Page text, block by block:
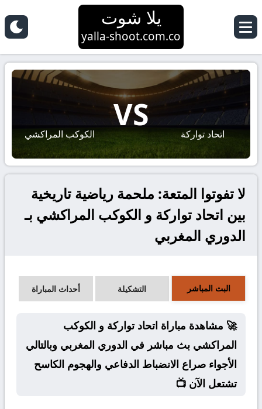
يلا شوت
yalla-shoot.com.co
اتحاد تواركة
VS
الكوكب المراكشي
لا تفوتوا المتعة: ملحمة رياضية تاريخية
بين اتحاد تواركة و الكوكب المراكشي بـ
الدوري المغربي
البث المباشر التشكيلة أحداث المباراة
🚀 مشاهدة مباراة اتحاد تواركة و الكوكب
المراكشي بث مباشر في الدوري المغربي وبالتالي
الأجواء صراع الانضباط الدفاعي والهجوم الكاسح
تشتعل الآن 📺